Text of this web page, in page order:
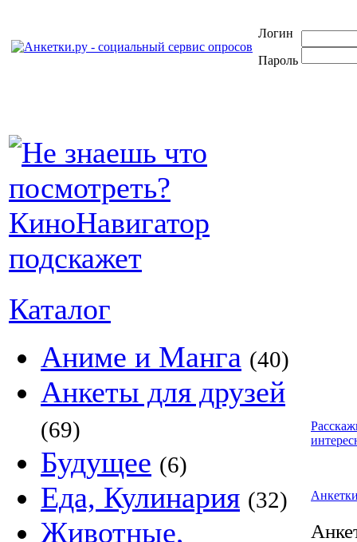
Логин
Пароль
Каталог
Аниме и Манга (40)
Анкеты для друзей
(69)
Будущее (6)
Еда, Кулинария (32)
Животные,